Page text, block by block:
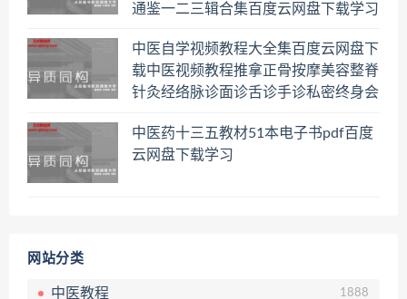
通鉴一二三辑合集百度云网盘下载学习
中医自学视频教程大全集百度云网盘下
载中医视频教程推拿正骨按摩美容整脊
针灸经络脉诊面诊舌诊手诊私密终身会
中医药十三五教材51本电子书pdf百度
云网盘下载学习
网站分类
中医教程 1888